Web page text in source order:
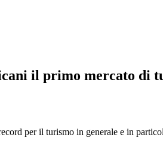
il primo mercato di
per il turismo in generale e in